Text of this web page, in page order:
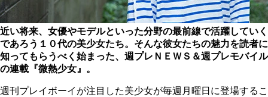
近い将来、女優やモデルといった分野の最前線で活躍していく
であろう１０代の美少女たち。そんな彼女たちの魅力を読者に
知ってもらうべく始まった、週プレＮＥＷＳ＆週プレモバイル
の連載『微熱少女』。
週刊プレイボーイが注目した美少女が毎週月曜日に登場するこ